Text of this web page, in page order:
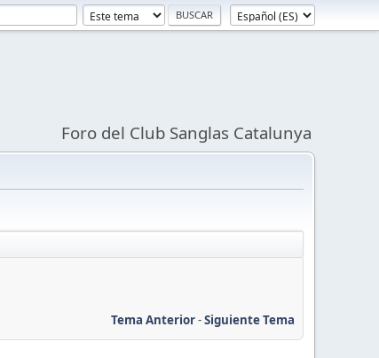
Foro del Club Sanglas Catalunya
Tema Anterior-Siguiente Tema